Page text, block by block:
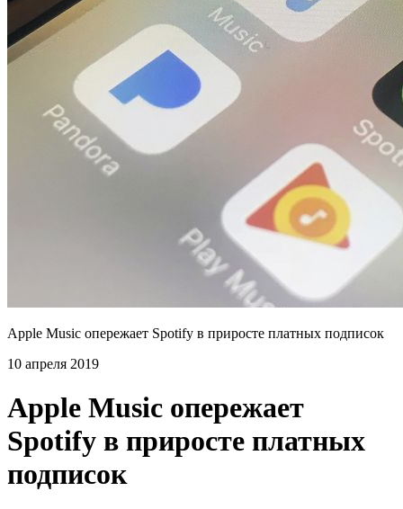
Apple Music опережает Spotify в приросте платных подписок
10 апреля 2019
Apple Music опережает
Spotify в приросте платных
подписок